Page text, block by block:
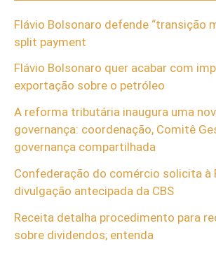
Flávio Bolsonaro defende “transição
split payment
Flávio Bolsonaro quer acabar com
exportação sobre o petróleo
A reforma tributária inaugura uma
governança: coordenação, Comitê
governança compartilhada
Confederação do comércio solicita à
divulgação antecipada da CBS
Receita detalha procedimento para
sobre dividendos; entenda